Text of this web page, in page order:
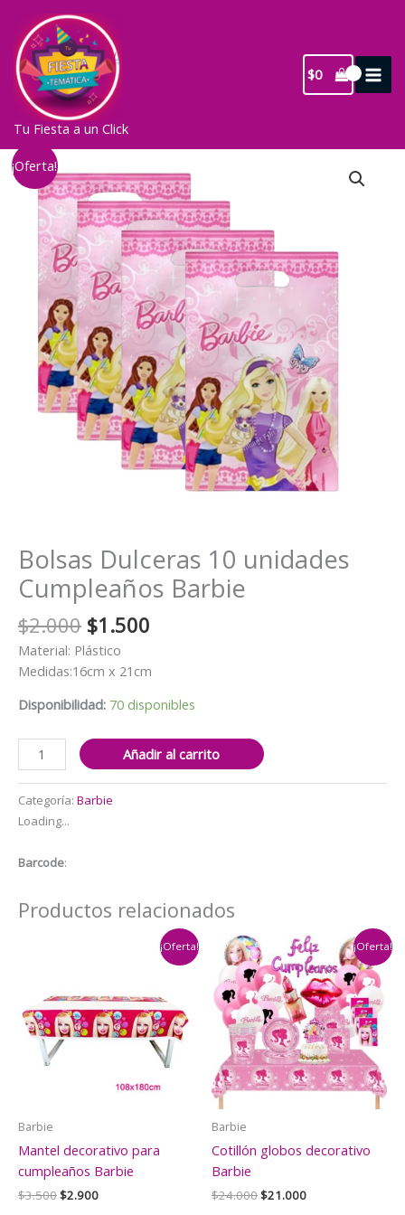
contenido
Tu Fiesta a un Click
$0
¡Oferta!
Bolsas Dulceras 10 unidades
Cumpleaños Barbie
$2.000 El
precio
original
$2.000.
$1.500
actual
$1.500.
Material: Plástico
Medidas:16cm x 21cm
Disponibilidad: 70 disponibles
Bolsas
Dulceras
10
unidades
Cumpleaños
cantidad
Añadir al carrito
Categoría: Barbie
Loading...
Barcode:
Productos relacionados
¡Oferta!
Barbie
Mantel decorativo para
cumpleaños Barbie
$3.500El
$2.900El
¡Oferta!
Barbie
Cotillón globos decorativo
Barbie
$24.000El
$21.000El